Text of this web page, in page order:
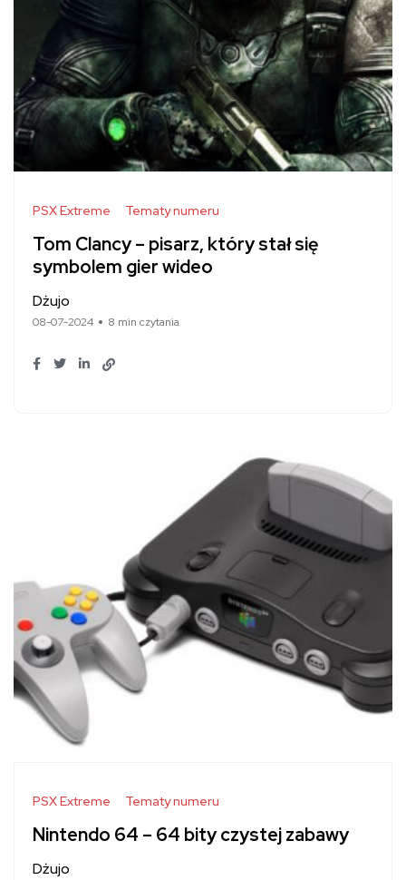
PSX Extreme Tematy numeru
Tom Clancy – pisarz, który stał się
symbolem gier wideo
Dżujo
08-07-2024 8 min czytania
PSX Extreme Tematy numeru
Nintendo 64 – 64 bity czystej zabawy
Dżujo